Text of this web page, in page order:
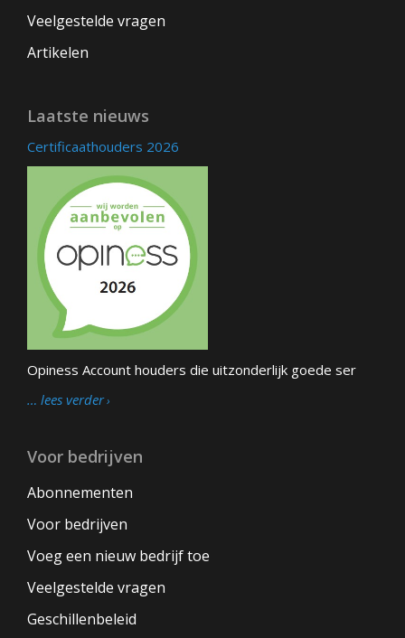
Veelgestelde vragen
Artikelen
Laatste nieuws
Certificaathouders 2026
Opiness Account houders die uitzonderlijk goede ser
… lees verder
Voor bedrijven
Abonnementen
Voor bedrijven
Voeg een nieuw bedrijf toe
Veelgestelde vragen
Geschillenbeleid